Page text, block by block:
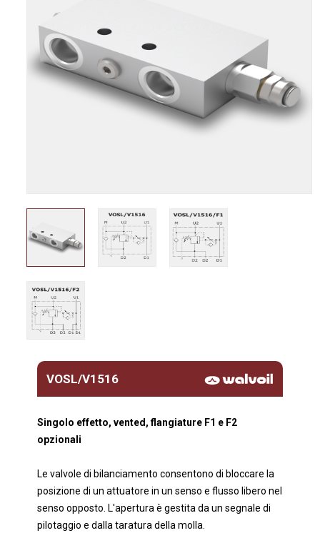
VOSL/V1516
Singolo effetto, vented, flangiature F1 e F2
opzionali
Le valvole di bilanciamento consentono di bloccare la
posizione di un attuatore in un senso e flusso libero nel
senso opposto. L'apertura è gestita da un segnale di
pilotaggio e dalla taratura della molla.